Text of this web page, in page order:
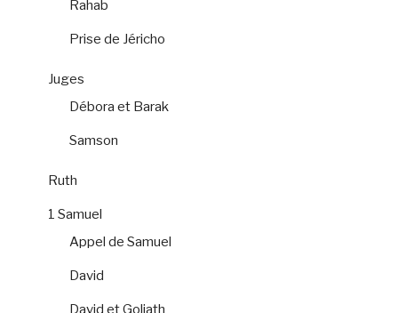
Rahab
Prise de Jéricho
Juges
Débora et Barak
Samson
Ruth
1 Samuel
Appel de Samuel
David
David et Goliath